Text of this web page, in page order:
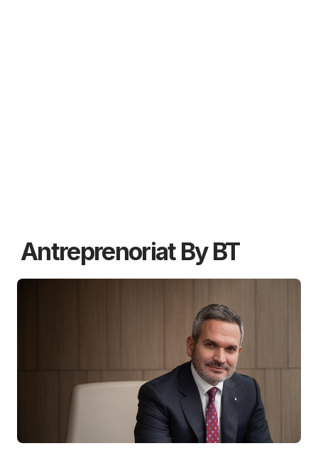
Antreprenoriat By BT